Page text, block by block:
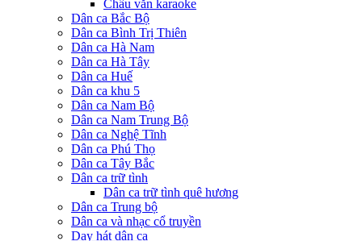
Chầu văn karaoke
Dân ca Bắc Bộ
Dân ca Bình Trị Thiên
Dân ca Hà Nam
Dân ca Hà Tây
Dân ca Huế
Dân ca khu 5
Dân ca Nam Bộ
Dân ca Nam Trung Bộ
Dân ca Nghệ Tĩnh
Dân ca Phú Thọ
Dân ca Tây Bắc
Dân ca trữ tình
Dân ca trữ tình quê hương
Dân ca Trung bộ
Dân ca và nhạc cổ truyền
Dạy hát dân ca